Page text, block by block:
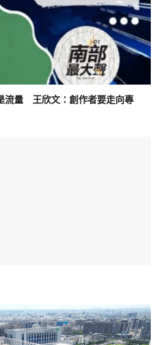
流量 王欣文：創作者要走向專